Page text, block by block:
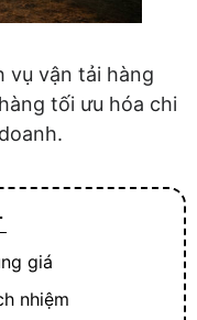
vụ vận tải hàng
tối ưu hóa chi
giá
nhiệm